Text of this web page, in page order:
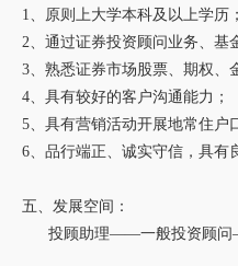
1、原则上大学本科及以上学历
2、通过证券投资顾问业务、基
3、熟悉证券市场股票、期权、
4、具有较好的客户沟通能力；
5、具有营销活动开展地常住户
6、品行端正、诚实守信，具有
五、发展空间：
投顾助理——一般投资顾问